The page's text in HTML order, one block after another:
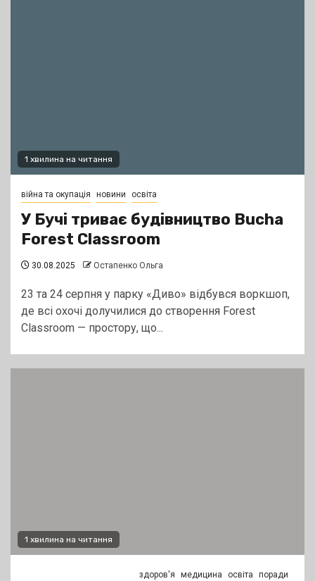
1 хвилина на читання
війна та окупація новини освіта
У Бучі триває будівництво Bucha
Forest Classroom
30.08.2025 Остапенко Ольга
23 та 24 серпня у парку «Диво» відбувся воркшоп,
де всі охочі долучилися до створення Forest
Classroom — простору, що...
1 хвилина на читання
здоров'я медицина освіта поради